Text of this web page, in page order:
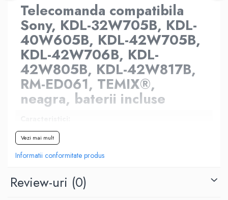
Telecomanda compatibila
Sony, KDL-32W705B, KDL-
40W605B, KDL-42W705B,
KDL-42W706B, KDL-
42W805B, KDL-42W817B,
RM-ED061, TEMIX®,
neagra, baterii incluse
Compatibilia cu televizoarele Sony care au telecomanda
Material de calitate, durabil si confortabil in utilizare
Baterii incluse pentru o utilizare imediata
Nu necesita programare suplimentara
Vezi mai mult
Informatii conformitate produs
Review-uri (0)